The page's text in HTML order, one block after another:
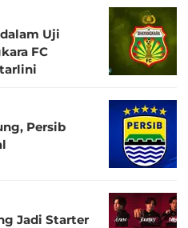
Uji
FC
Persib
Jadi Starter